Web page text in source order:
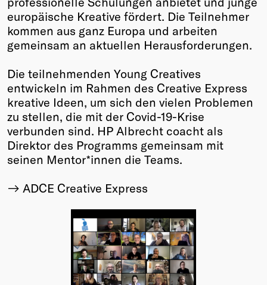
europäische Kreative fördert. Die Teilnehmer
kommen aus ganz Europa und arbeiten
gemeinsam an aktuellen Herausforderungen.
Die teilnehmenden Young Creatives
entwickeln im Rahmen des Creative Express
kreative Ideen, um sich den vielen Problemen
zu stellen, die mit der Covid-19-Krise
verbunden sind. HP Albrecht coacht als
Direktor des Programms gemeinsam mit
seinen Mentor*innen die Teams.
ADCE Creative Express